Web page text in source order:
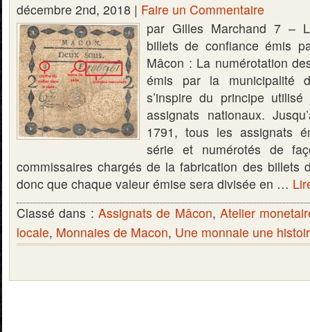
décembre 2nd, 2018 | Faire un Commentaire
par Gilles Marchand 7 –
billets de confiance émis
Mâcon : La numérotation
émis par la municipalité
s’inspire du principe utilisé
assignats nationaux.
1791, tous les assignats
série et numérotés de
commissaires chargés de la fabrication des billets
donc que chaque valeur émise sera divisée en …
Classé dans : Assignats de Mâcon, Atelier
locale, Monnaies de Macon, Une monnaie une